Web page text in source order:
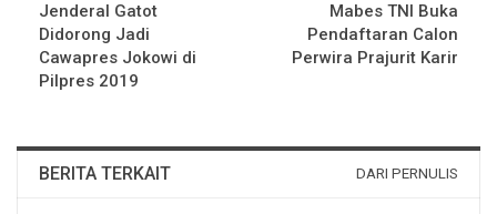
Jenderal Gatot
Didorong Jadi
Cawapres Jokowi di
Pilpres 2019
Mabes TNI Buka
Pendaftaran Calon
Perwira Prajurit Karir
BERITA TERKAIT DARI PERNULIS